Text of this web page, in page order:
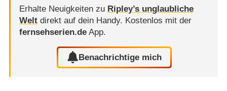
Erhalte Neuigkeiten zu Ripley’s unglaubliche
Weltdirekt auf dein Handy. Kostenlos mit der
fernsehserien.deApp.
Benachrichtige mich